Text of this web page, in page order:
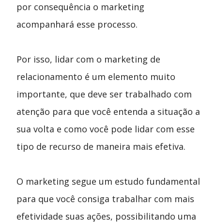
por consequência o marketing
acompanhará esse processo.
Por isso, lidar com o marketing de
relacionamento é um elemento muito
importante, que deve ser trabalhado com
atenção para que você entenda a situação a
sua volta e como você pode lidar com esse
tipo de recurso de maneira mais efetiva.
O marketing segue um estudo fundamental
para que você consiga trabalhar com mais
efetividade suas ações, possibilitando uma